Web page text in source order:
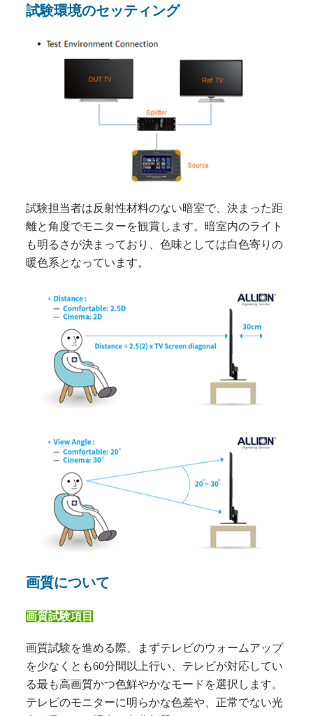
試験環境のセッティング
試験担当者は反射性材料のない暗室で、決まった距
離と角度でモニターを観賞します。暗室内のライト
も明るさが決まっており、色味としては白色寄りの
暖色系となっています。
画質について
画質試験項目
画質試験を進める際、まずテレビのウォームアップ
を少なくとも60分間以上行い、テレビが対応してい
る最も高画質かつ色鮮やかなモードを選択します。
テレビのモニターに明らかな色差や、正常でない光